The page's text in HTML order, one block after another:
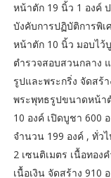
หน้าตัก 19 นิ้ว 1 องค์
บังคับการปฏิบัติการพิ
หน้าตัก 10 นิ้ว มอบไว้
ตำรวจสอบสวนกลาง
รูปและพระกริ่ง จัดสร้
พระพุทธรูปขนาดหน้า
10 องค์ เปิดบูชา 600
จำนวน 199 องค์ , ทั่ว
2 เซนติเมตร เนื้อทอง
เนื้อเงิน จัดสร้าง 910